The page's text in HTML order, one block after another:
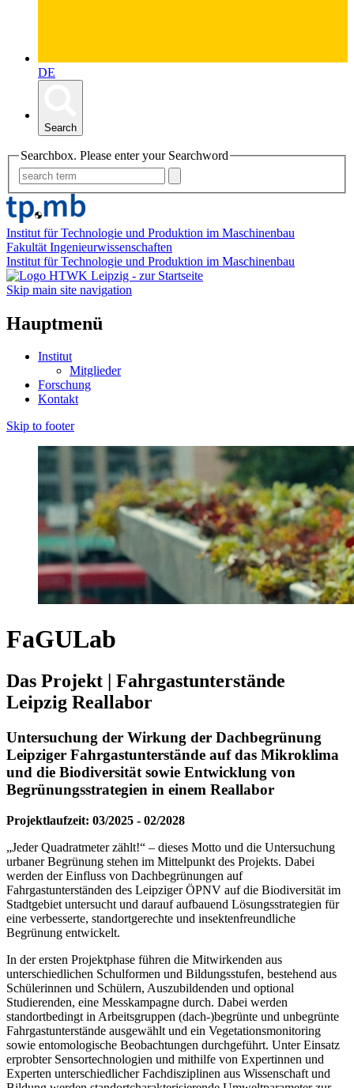
DE
Search
Searchbox. Please enter your Searchword
Institut für Technologie und Produktion im Maschinenbau
Fakultät Ingenieurwissenschaften
Institut für Technologie und Produktion im Maschinenbau
Skip main site navigation
Hauptmenü
Institut
Mitglieder
Forschung
Kontakt
Skip to footer
FaGULab
Das Projekt | Fahrgastunterstände
Leipzig Reallabor
Untersuchung der Wirkung der Dachbegrünung
Leipziger Fahrgastunterstände auf das Mikroklima
und die Biodiversität sowie Entwicklung von
Begrünungsstrategien in einem Reallabor
Projektlaufzeit: 03/2025 - 02/2028
„Jeder Quadratmeter zählt!“ – dieses Motto und die Untersuchung
urbaner Begrünung stehen im Mittelpunkt des Projekts. Dabei
werden der Einfluss von Dachbegrünungen auf
Fahrgastunterständen des Leipziger ÖPNV auf die Biodiversität im
Stadtgebiet untersucht und darauf aufbauend Lösungsstrategien für
eine verbesserte, standortgerechte und insektenfreundliche
Begrünung entwickelt.
In der ersten Projektphase führen die Mitwirkenden aus
unterschiedlichen Schulformen und Bildungsstufen, bestehend aus
Schülerinnen und Schülern, Auszubildenden und optional
Studierenden, eine Messkampagne durch. Dabei werden
standortbedingt in Arbeitsgruppen (dach-)begrünte und unbegrünte
Fahrgastunterstände ausgewählt und ein Vegetationsmonitoring
sowie entomologische Beobachtungen durchgeführt. Unter Einsatz
erprobter Sensortechnologien und mithilfe von Expertinnen und
Experten unterschiedlicher Fachdisziplinen aus Wissenschaft und